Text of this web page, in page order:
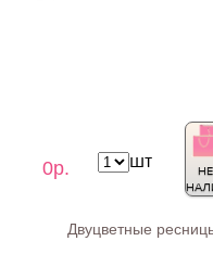
0р. шт
Двуцветные